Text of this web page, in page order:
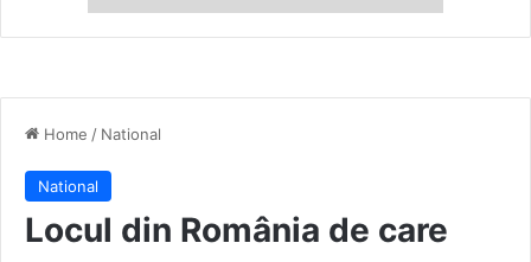
Home / National
National
Locul din România de care